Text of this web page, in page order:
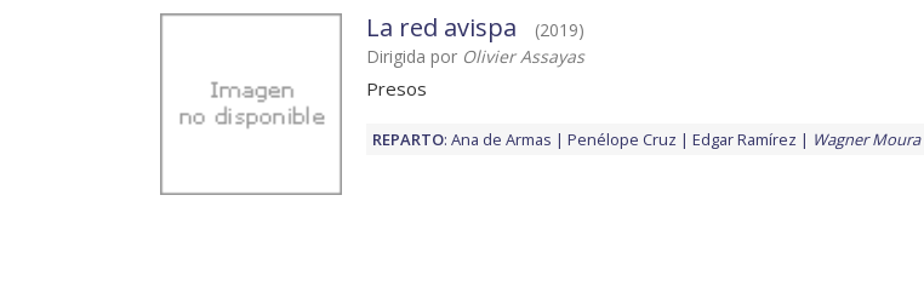
La red avispa
(2019)
Dirigida por Olivier Assayas
Presos
REPARTO: Ana de Armas Penélope Cruz Edgar Ramírez Wagner Moura